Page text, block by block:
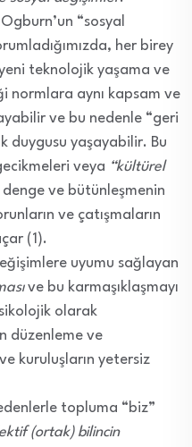
“sosyal
her birey
teknolojik yaşama ve
normlara aynı kapsam ve
ve bu nedenle “geri
duygusu yaşayabilir. Bu
veya “kültürel
ve bütünleşmenin
ve çatışmaların
(1).
uyumu sağlayan
ve bu karmaşıklaşmayı
olarak
düzenleme ve
kuruluşların yetersiz
topluma “biz”
(ortak) bilincin